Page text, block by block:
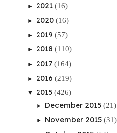
► 2021 (16)
► 2020 (16)
► 2019 (57)
► 2018 (110)
► 2017 (164)
► 2016 (219)
▼ 2015 (426)
► December 2015 (21)
► November 2015 (31)